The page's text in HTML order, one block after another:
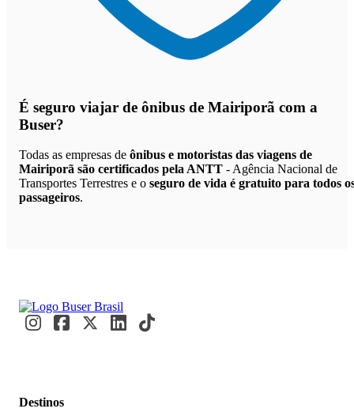
É seguro viajar de ônibus de Mairiporã com a
Buser?
Todas as empresas de ônibus e motoristas das viagens de
Mairiporã são certificados pela ANTT - Agência Nacional de
Transportes Terrestres e o seguro de vida é gratuito para todos
passageiros.
Destinos